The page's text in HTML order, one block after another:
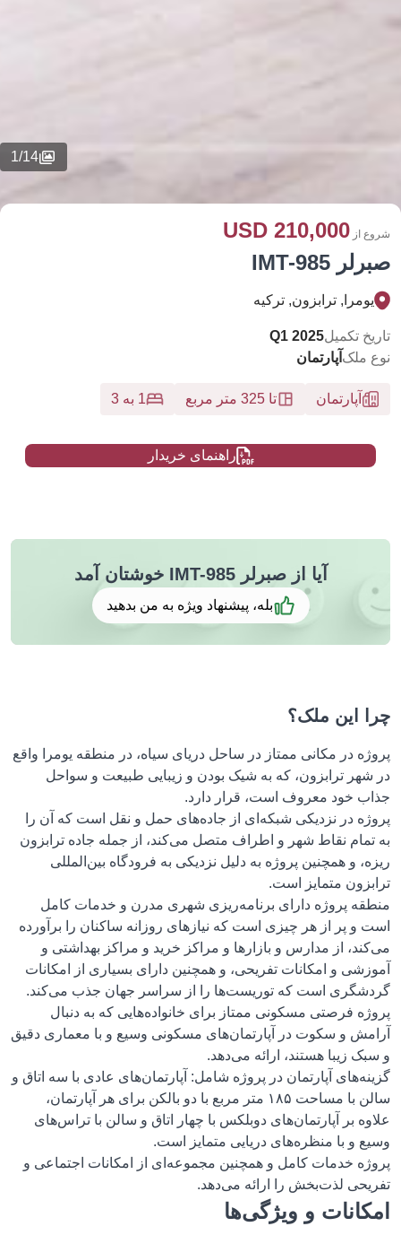
1/14
صبرلر IMT-985
شروع از 210,000 USD
يومرا, ترابزون, تركيه
تاریخ تکمیلQ1 2025
نوع ملک آپارتمان
آپارتمان تا 325 متر مربع 1 به 3
راهنمای خریدار
آیا از صبرلر IMT-985 خوشتان آمد
بله، پیشنهاد ویژه به من بدهید
چرا این ملک؟
پروژه در مکانی ممتاز در ساحل دریای سیاه، در منطقه یومرا واقع
در شهر ترابزون، که به شیک بودن و زیبایی طبیعت و سواحل
جذاب خود معروف است، قرار دارد.
پروژه در نزدیکی شبکه‌ای از جاده‌های حمل و نقل است که آن را
به تمام نقاط شهر و اطراف متصل می‌کند، از جمله جاده ترابزون
ریزه، و همچنین پروژه به دلیل نزدیکی به فرودگاه بین‌المللی
ترابزون متمایز است.
منطقه پروژه دارای برنامه‌ریزی شهری مدرن و خدمات کامل
است و پر از هر چیزی است که نیازهای روزانه ساکنان را برآورده
می‌کند، از مدارس و بازارها و مراکز خرید و مراکز بهداشتی و
آموزشی و امکانات تفریحی، و همچنین دارای بسیاری از امکانات
گردشگری است که توریست‌ها را از سراسر جهان جذب می‌کند.
پروژه فرصتی مسکونی ممتاز برای خانواده‌هایی که به دنبال
آرامش و سکوت در آپارتمان‌های مسکونی وسیع و با معماری دقیق
و سبک زیبا هستند، ارائه می‌دهد.
گزینه‌های آپارتمان در پروژه شامل: آپارتمان‌های عادی با سه اتاق و
سالن با مساحت ۱۸۵ متر مربع با دو بالکن برای هر آپارتمان،
علاوه بر آپارتمان‌های دوبلکس با چهار اتاق و سالن با تراس‌های
وسیع و با منظره‌های دریایی متمایز است.
پروژه خدمات کامل و همچنین مجموعه‌ای از امکانات اجتماعی و
تفریحی لذت‌بخش را ارائه می‌دهد.
امکانات و ویژگی‌ها